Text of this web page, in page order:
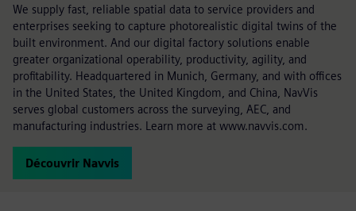
We supply fast, reliable spatial data to service providers and
enterprises seeking to capture photorealistic digital twins of the
built environment. And our digital factory solutions enable
greater organizational operability, productivity, agility, and
profitability. Headquartered in Munich, Germany, and with offices
in the United States, the United Kingdom, and China, NavVis
serves global customers across the surveying, AEC, and
manufacturing industries. Learn more at www.navvis.com.
Découvrir Navvis